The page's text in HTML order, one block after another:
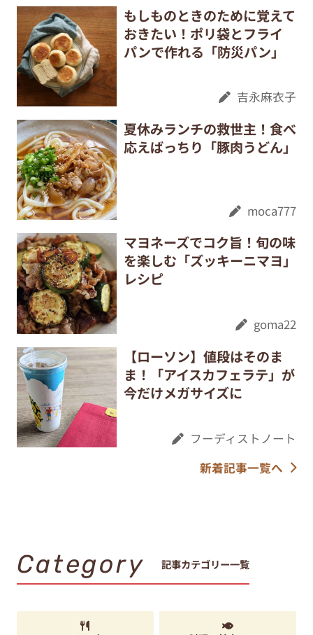
もしものときのために覚えて
おきたい！ポリ袋とフライ
パンで作れる「防災パン」
吉永麻衣子
夏休みランチの救世主！食べ
応えばっちり「豚肉うどん」
moca777
マヨネーズでコク旨！旬の味
を楽しむ「ズッキーニマヨ」
レシピ
goma22
【ローソン】値段はそのま
ま！「アイスカフェラテ」が
今だけメガサイズに
フーディストノート
新着記事一覧へ
Category 記事カテゴリー一覧